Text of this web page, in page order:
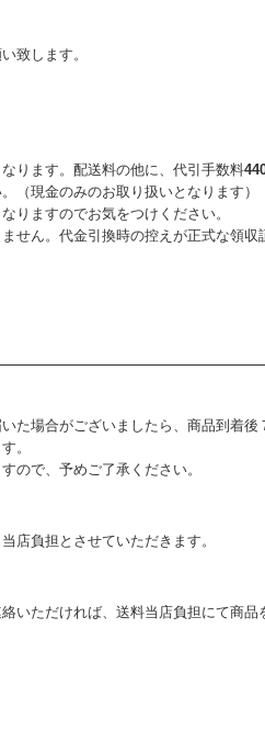
致します。
ります。配送料の他に、代引手数料
（現金のみのお取り扱いとなります）
りますのでお気をつけください。
せん。代金引換時の控えが正式な領収
た場合がございましたら、商品到着後
。
ので、予めご了承ください。
店負担とさせていただきます。
いただければ、送料当店負担にて商品